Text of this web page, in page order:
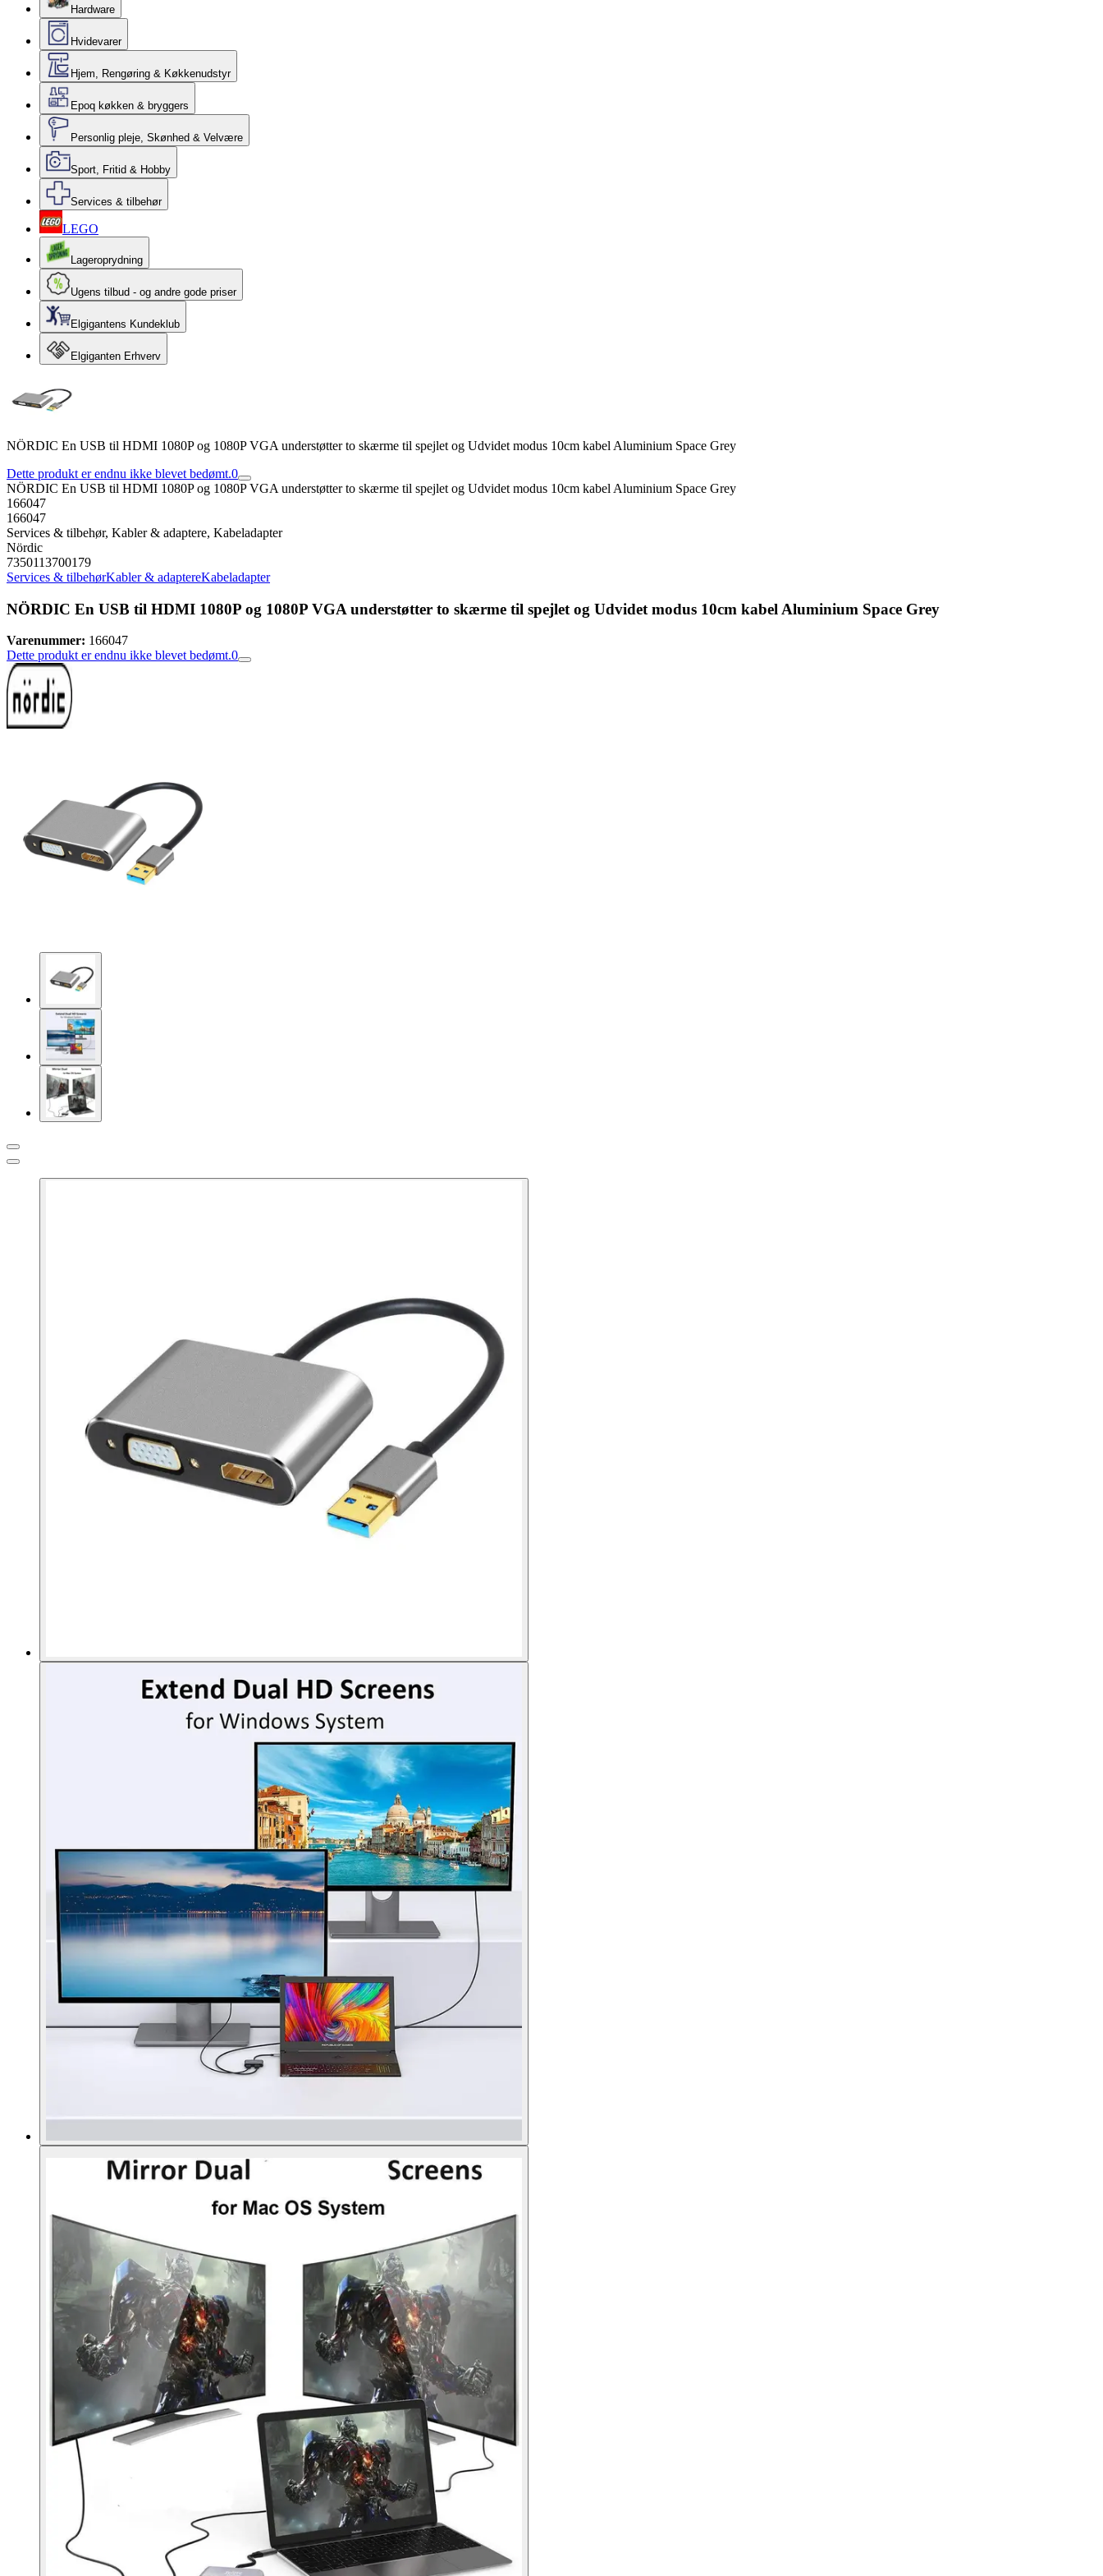
Hardware
Hvidevarer
Hjem, Rengøring & Køkkenudstyr
Epoq køkken & bryggers
Personlig pleje, Skønhed & Velvære
Sport, Fritid & Hobby
Services & tilbehør
LEGO
Lageroprydning
Ugens tilbud - og andre gode priser
Elgigantens Kundeklub
Elgiganten Erhverv
NÖRDIC En USB til HDMI 1080P og 1080P VGA understøtter to skærme til spejlet og Udvidet modus 10cm kabel Aluminium Space Grey
Dette produkt er endnu ikke blevet bedømt.0
NÖRDIC En USB til HDMI 1080P og 1080P VGA understøtter to skærme til spejlet og Udvidet modus 10cm kabel Aluminium Space Grey
166047
166047
Services & tilbehør, Kabler & adaptere, Kabeladapter
Nördic
7350113700179
Services & tilbehørKabler & adaptereKabeladapter
NÖRDIC En USB til HDMI 1080P og 1080P VGA understøtter to skærme til spejlet og Udvidet modus 10cm kabel Aluminium Space Grey
Varenummer: 166047
Dette produkt er endnu ikke blevet bedømt.0